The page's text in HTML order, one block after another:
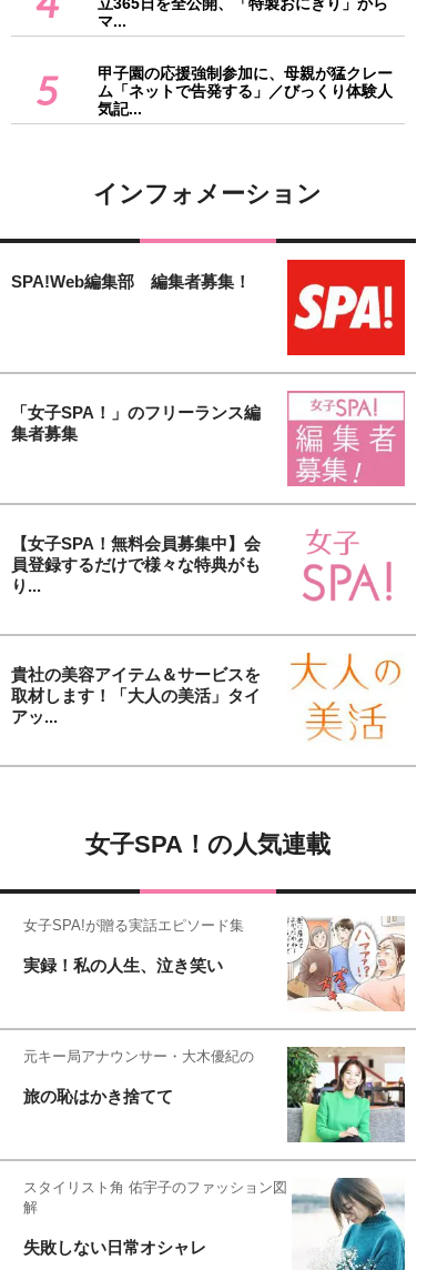
マ...
5
甲子園の応援強制参加に、母親が猛クレー
ム「ネットで告発する」／びっくり体験人
気記...
インフォメーション
SPA!Web編集部 編集者募集！
「女子SPA！」のフリーランス編
集者募集
【女子SPA！無料会員募集中】会
員登録するだけで様々な特典がも
り...
貴社の美容アイテム＆サービスを
取材します！「大人の美活」タイ
アッ...
女子SPA！の人気連載
女子SPA!が贈る実話エピソード集
実録！私の人生、泣き笑い
元キー局アナウンサー・大木優紀の
旅の恥はかき捨てて
スタイリスト角 佑宇子のファッション図
解
失敗しない日常オシャレ